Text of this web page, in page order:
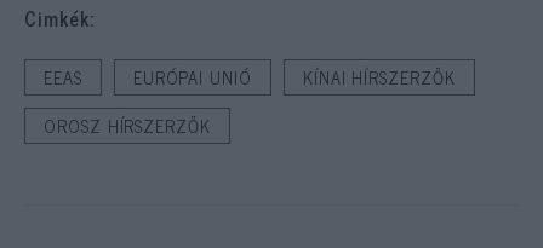
Cimkék:
EEAS EURÓPAI UNIÓ
KÍNAI HÍRSZERZŐK
OROSZ HÍRSZERZŐK